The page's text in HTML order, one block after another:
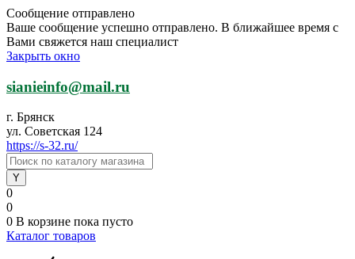
Сообщение отправлено
Ваше сообщение успешно отправлено. В ближайшее время с
Вами свяжется наш специалист
Закрыть окно
sianieinfo@mail.ru
г. Брянск
ул. Советская 124
https://s-32.ru/
0
0
0 В корзине пока пусто
Каталог товаров